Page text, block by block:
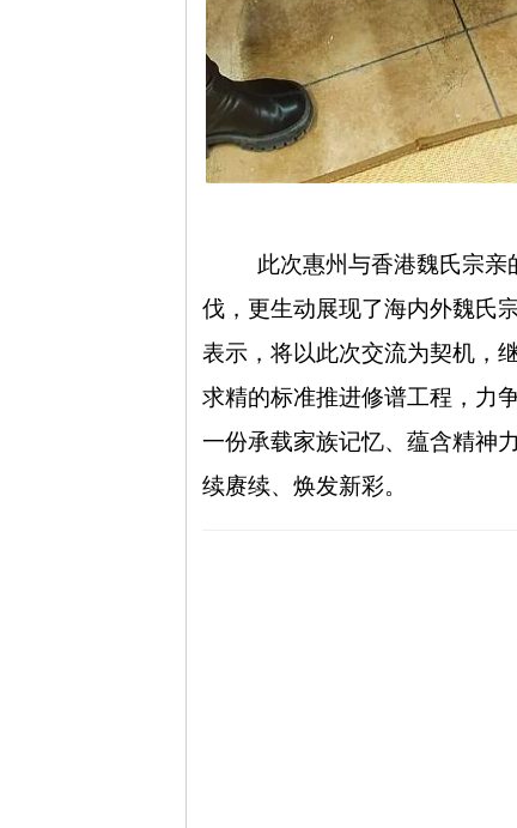
此次惠州与香港魏氏宗
伐，更生动展现了海内外魏氏
表示，将以此次交流为契机，
求精的标准推进修谱工程，力
一份承载家族记忆、蕴含精神
续赓续、焕发新彩。